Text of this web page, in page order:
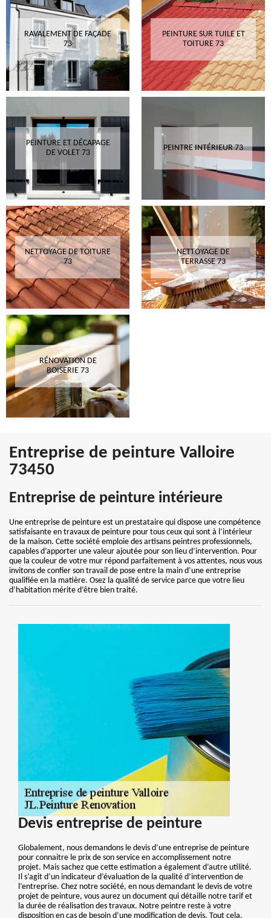
RAVALEMENT DE FAÇADE
73
PEINTURE SUR TUILE ET
TOITURE 73
PEINTURE ET DÉCAPAGE
DE VOLET 73
PEINTRE INTÉRIEUR 73
NETTOYAGE DE TOITURE
73
NETTOYAGE DE
TERRASSE 73
RÉNOVATION DE
BOISERIE 73
Entreprise de peinture Valloire
73450
Entreprise de peinture intérieure
Une entreprise de peinture est un prestataire qui dispose une compétence
satisfaisante en travaux de peinture pour tous ceux qui sont à l’intérieur
de la maison. Cette société emploie des artisans peintres professionnels,
capables d’apporter une valeur ajoutée pour son lieu d’intervention. Pour
que la couleur de votre mur répond parfaitement à vos attentes, nous vous
invitons de confier son travail de pose entre la main d’une entreprise
qualifiée en la matière. Osez la qualité de service parce que votre lieu
d’habitation mérite d’être bien traité.
Devis entreprise de peinture
Globalement, nous demandons le devis d’une entreprise de peinture
pour connaitre le prix de son service en accomplissement notre
projet. Mais sachez que cette estimation a également d’autre utilité.
Il s’agit d’un indicateur d’évaluation de la qualité d’intervention de
l’entreprise. Chez notre société, en nous demandant le devis de votre
projet de peinture, vous aurez un document qui détaille notre tarif et
la durée de réalisation des travaux. Notre peintre reste à votre
disposition en cas de besoin d’une modification de devis. Tout cela,